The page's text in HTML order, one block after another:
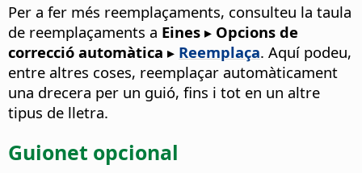
Per a fer més reemplaçaments, consulteu la taula
de reemplaçaments a Eines ▸ Opcions de
correcció automàtica ▸ Reemplaça. Aquí podeu,
entre altres coses, reemplaçar automàticament
una drecera per un guió, fins i tot en un altre
tipus de lletra.
Guionet opcional